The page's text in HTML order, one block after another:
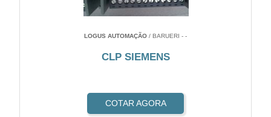
LOGUS AUTOMAÇÃO / BARUERI - -
CLP SIEMENS
COTAR AGORA